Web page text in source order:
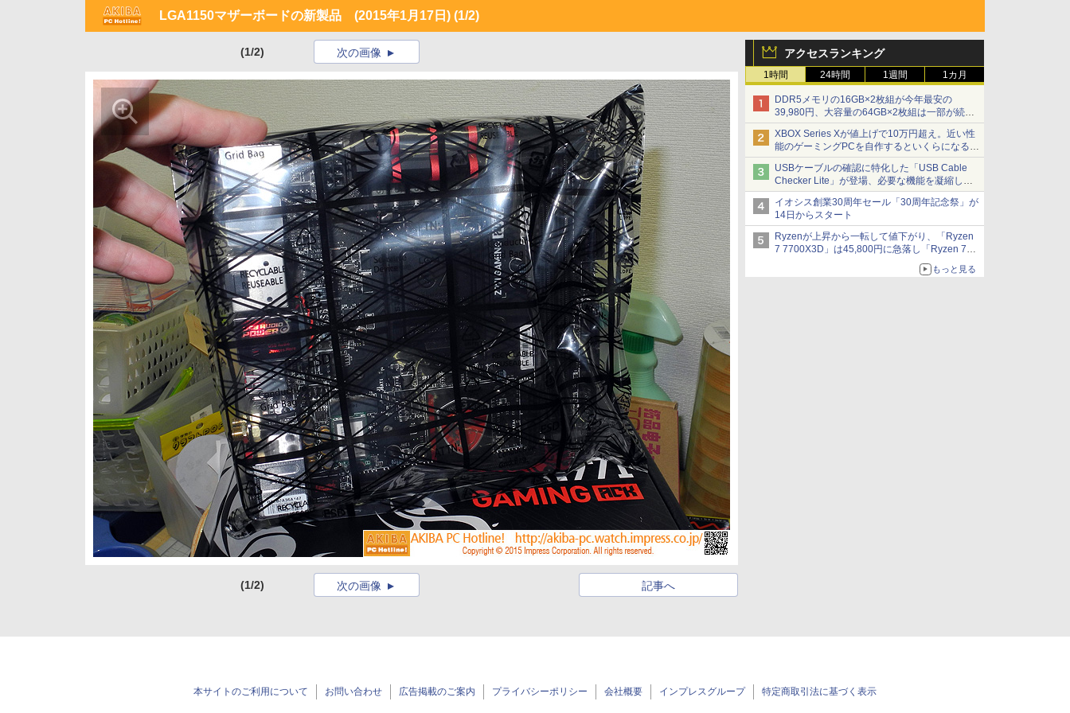
LGA1150マザーボードの新製品 (2015年1月17日) (1/2)
アクセスランキング
1時間 24時間 1週間 1カ月
DDR5メモリの16GB×2枚組が今年最安の
39,980円、大容量の64GB×2枚組は一部が続騰
[8月前半のメモリ価格]
XBOX Series Xが値上げで10万円超え。近い性
能のゲーミングPCを自作するといくらになる？
【石田賀津男の『酒の肴にPCゲーム』】
USBケーブルの確認に特化した「USB Cable
Checker Lite」が登場、必要な機能を凝縮しコ
ンパクトに 7日発売
イオシス創業30周年セール「30周年記念祭」が
14日からスタート
Ryzenが上昇から一転して値下がり、「Ryzen
7 7700X3D」は45,800円に急落し「Ryzen 7
7800X3D」との価格逆転解消 [8月前半のCPU
もっと見る
(1/2) 次の画像
(1/2) 記事へ
次の画像
本サイトのご利用について お問い合わせ 広告掲載のご案内 プライバシーポリシー 会社概要 インプレスグループ 特定商取引法に基づく表示